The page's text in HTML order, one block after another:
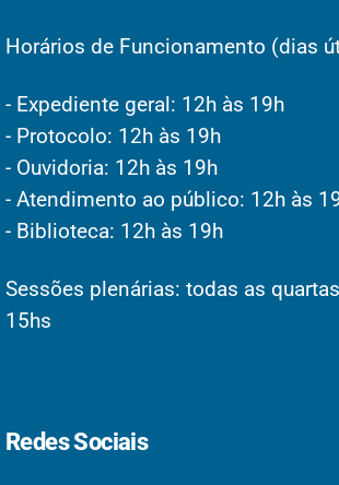
Horários de Funcionamento (dias
- Expediente geral: 12h às 19h
- Protocolo: 12h às 19h
- Ouvidoria: 12h às 19h
- Atendimento ao público: 12h às
- Biblioteca: 12h às 19h
Sessões plenárias: todas as
15hs
Redes Sociais